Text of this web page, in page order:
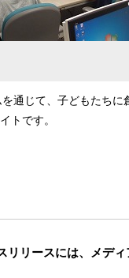
通じて、子どもたちに
トです。
リリースには、 メデ